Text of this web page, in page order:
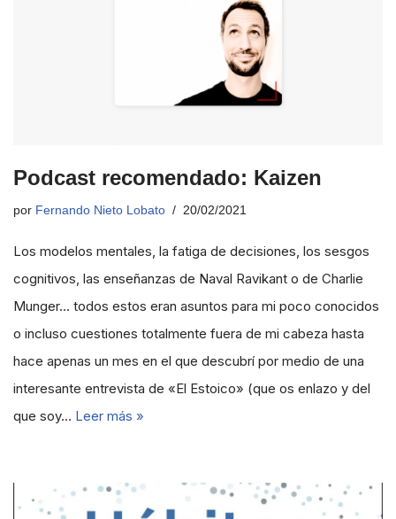
Podcast recomendado: Kaizen
por Fernando Nieto Lobato 20/02/2021
Los modelos mentales, la fatiga de decisiones, los sesgos
cognitivos, las enseñanzas de Naval Ravikant o de Charlie
Munger… todos estos eran asuntos para mi poco conocidos
o incluso cuestiones totalmente fuera de mi cabeza hasta
hace apenas un mes en el que descubrí por medio de una
interesante entrevista de «El Estoico» (que os enlazo y del
que soy… Leer más »